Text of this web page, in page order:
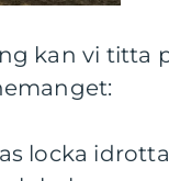
kan vi titta
locka